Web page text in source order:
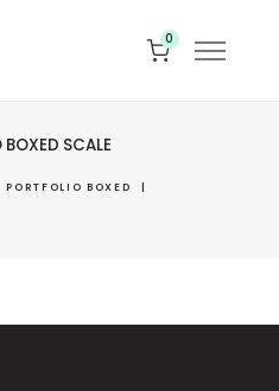
0
BOXED SCALE
PORTFOLIO BOXED
|